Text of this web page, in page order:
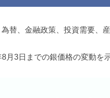
替、金融政策、投資需要、
3日までの銀価格の変動を